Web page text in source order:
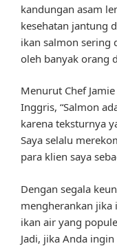
kandungan asam
kesehatan jantung
ikan salmon sering
oleh banyak orang
Menurut Chef
Inggris, “Salmon
karena teksturnya
Saya selalu
para klien saya
Dengan segala
mengherankan jika
ikan air yang
Jadi, jika Anda